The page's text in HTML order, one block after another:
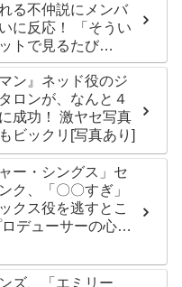
る不仲説にメンバ
に反応！ 「そうい
トで見るたび
ン』ネッド役のジ
ロンが、なんと４
成功！ 激ヤセ写真
ビックリ[写真あり]
ー・シングス」セ
ク、「〇〇すぎ」
クス役を逃すとこ
デューサーの心を
ズ、「エミリー、